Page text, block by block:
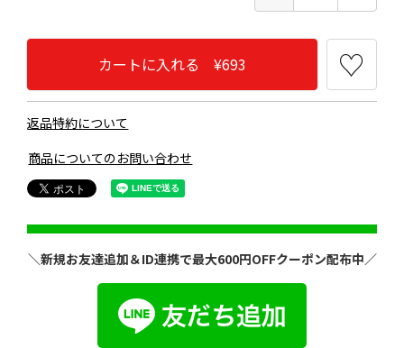
カートに入れる ¥693
返品特約について
商品についてのお問い合わせ
＼新規お友達追加＆ID連携で最大600円OFFクーポン配布中／